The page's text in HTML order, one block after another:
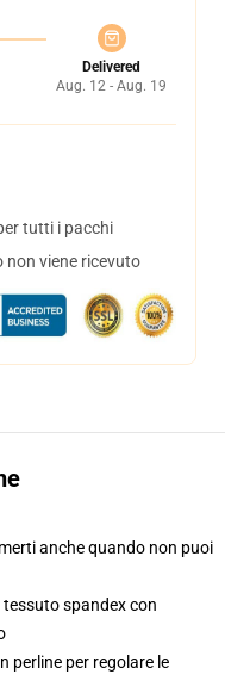
Delivered
Aug. 12 - Aug. 19
tutti i pacchi
non viene ricevuto
anche quando non puoi
tessuto spandex con
perline per regolare le